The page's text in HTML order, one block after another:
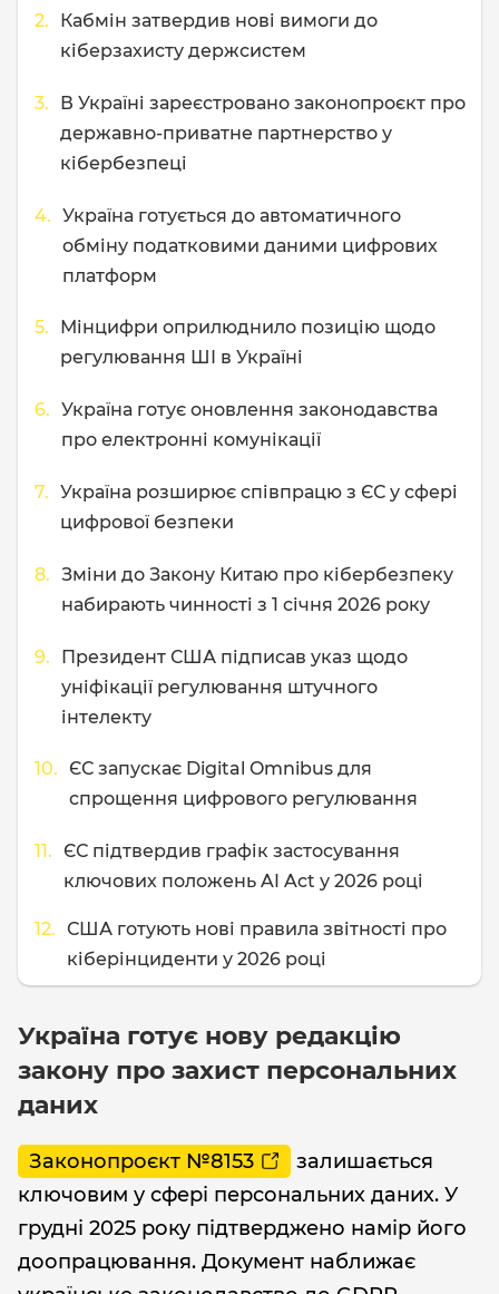
Кабмін затвердив нові вимоги до
кіберзахисту держсистем
В Україні зареєстровано законопроєкт про
державно-приватне партнерство у
кібербезпеці
Україна готується до автоматичного
обміну податковими даними цифрових
платформ
Мінцифри оприлюднило позицію щодо
регулювання ШІ в Україні
Україна готує оновлення законодавства
про електронні комунікації
Україна розширює співпрацю з ЄС у сфері
цифрової безпеки
Зміни до Закону Китаю про кібербезпеку
набирають чинності з 1 січня 2026 року
Президент США підписав указ щодо
уніфікації регулювання штучного
інтелекту
ЄС запускає Digital Omnibus для
спрощення цифрового регулювання
ЄС підтвердив графік застосування
ключових положень AI Act у 2026 році
США готують нові правила звітності про
кіберінциденти у 2026 році
Україна готує нову редакцію
закону про захист персональних
даних
Законопроєкт №8153
залишається
ключовим у сфері персональних даних. У
грудні 2025 року підтверджено намір його
доопрацювання. Документ наближає